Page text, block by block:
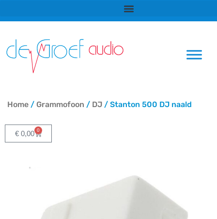
naar
inhoud
Home / Grammofoon / DJ / Stanton 500 DJ naald
€ 0,00 0
Winkelwagen